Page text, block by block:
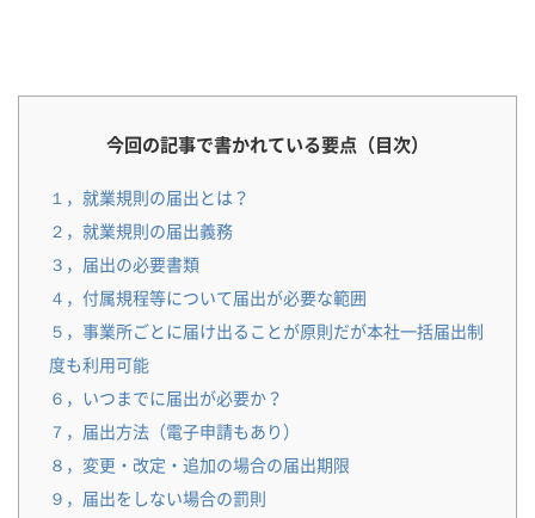
今回の記事で書かれている要点（目次）
１，就業規則の届出とは？
２，就業規則の届出義務
３，届出の必要書類
４，付属規程等について届出が必要な範囲
５，事業所ごとに届け出ることが原則だが本社一括届出制
度も利用可能
６，いつまでに届出が必要か？
７，届出方法（電子申請もあり）
８，変更・改定・追加の場合の届出期限
９，届出をしない場合の罰則